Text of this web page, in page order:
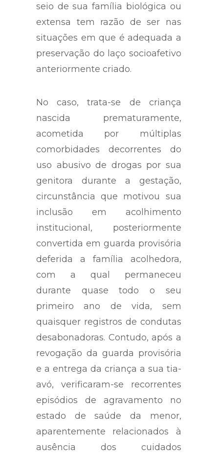
A manutenção da criança no
seio de sua família biológica ou
extensa tem razão de ser nas
situações em que é adequada a
preservação do laço socioafetivo
No caso, trata-se de criança
nascida prematuramente,
acometida por múltiplas
comorbidades decorrentes do
uso abusivo de drogas por sua
genitora durante a gestação,
circunstância que motivou sua
inclusão em acolhimento
institucional, posteriormente
convertida em guarda provisória
deferida a família acolhedora,
com a qual permaneceu
durante quase todo o seu
primeiro ano de vida, sem
quaisquer registros de condutas
desabonadoras. Contudo, após a
revogação da guarda provisória
e a entrega da criança a sua tia-
avó, verificaram-se recorrentes
episódios de agravamento no
estado de saúde da menor,
aparentemente relacionados à